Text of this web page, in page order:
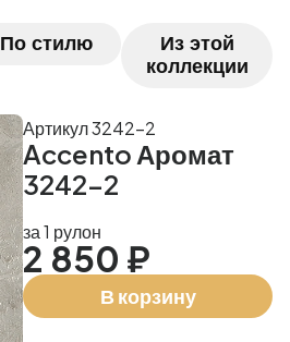
По стилю
Из этой
коллекции
Accento Аромат
3242-2
Артикул 3242-2
за 1 рулон
2 850 ₽
В корзину